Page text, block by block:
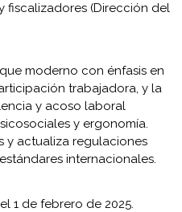
fiscalizadores (Dirección del
moderno con énfasis en
trabajadora, y la
y acoso laboral
y ergonomía.
y actualiza regulaciones
internacionales.
1 de febrero de 2025.